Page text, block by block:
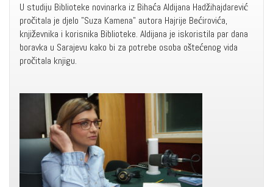
U studiju Biblioteke novinarka iz Bihaća Aldijana Hadžihajdarević
pročitala je djelo "Suza Kamena" autora Hajrije Bećirovića,
književnika i korisnika Biblioteke. Aldijana je iskoristila par dana
boravka u Sarajevu kako bi za potrebe osoba oštećenog vida
pročitala knjigu.